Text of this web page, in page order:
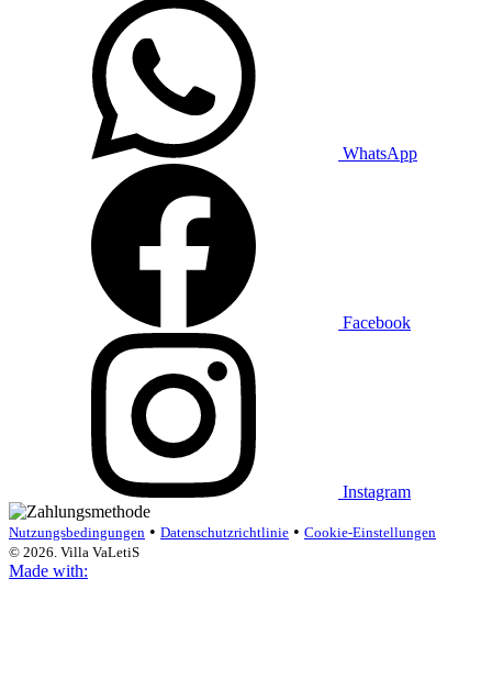
WhatsApp
Facebook
Instagram
Nutzungsbedingungen • Datenschutzrichtlinie • Cookie-Einstellungen
© 2026. Villa VaLetiS
Made with: